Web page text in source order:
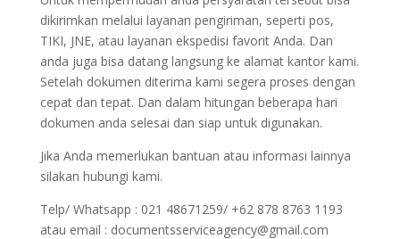
dikirimkan melalui layanan pengiriman, seperti pos,
TIKI, JNE, atau layanan ekspedisi favorit Anda. Dan
anda juga bisa datang langsung ke alamat kantor kami.
Setelah dokumen diterima kami segera proses dengan
cepat dan tepat. Dan dalam hitungan beberapa hari
dokumen anda selesai dan siap untuk digunakan.
Jika Anda memerlukan bantuan atau informasi lainnya
silakan hubungi kami.
Telp/ Whatsapp : 021 48671259/ +62 878 8763 1193
atau email : documentsserviceagency@gmail.com